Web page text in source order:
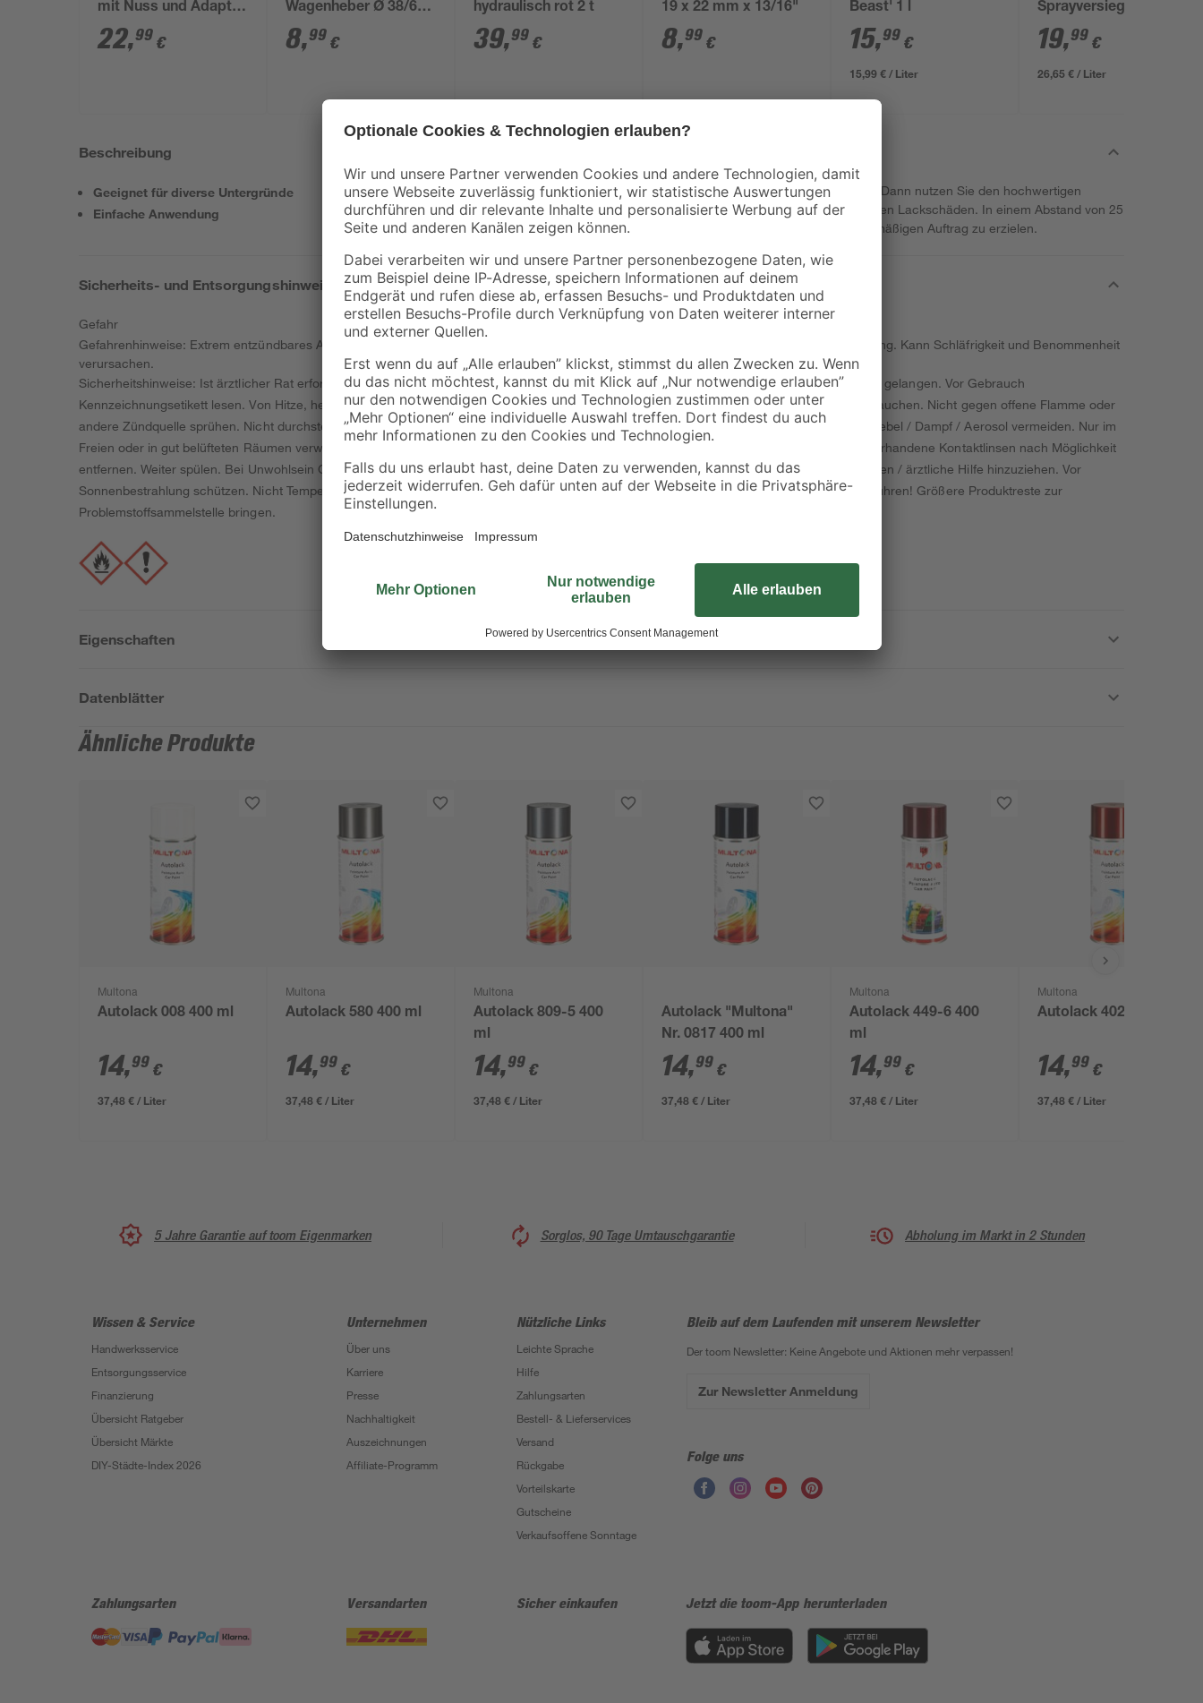
mit Nuss und Adapter
1/2"
22,99 €
Wagenheber Ø 38/65
mm
8,99 €
hydraulisch rot 2 t
39,99 €
19 x 22 mm x 13/16"
8,99 €
Beast' 1 l
15,99 €
15,99 € / Liter
Sprayversiegelung
'Xtreme' 750 ml
19,99 €
26,65 € / Liter
Beschreibung
Geeignet für diverse Untergründe
Einfache Anwendung
Ihr PKW könnte eine Auffrischung gebrauchen? Dann nutzen Sie den hochwertigen
Autolack zum Ausbessern von kleinen bis mittleren Lackschäden. In einem Abstand von 25
cm wird der Lack aufgesprüht, um einen gleichmäßigen Auftrag zu erzielen.
Sicherheits- und Entsorgungshinweise
Gefahr
Gefahrenhinweise: Extrem entzündbares Aerosol. Behälter steht unter Druck: kann bei Erwärmung bersten. Verursacht schwere Augenreizung. Kann Schläfrigkeit und Benommenheit
verursachen.
Sicherheitshinweise: Ist ärztlicher Rat erforderlich, Verpackung oder Kennzeichnungsetikett bereithalten. Darf nicht in die Hände von Kindern gelangen. Vor Gebrauch
Kennzeichnungsetikett lesen. Von Hitze, heißen Oberflächen, Funken, offenen Flammen sowie anderen Zündquellenarten fernhalten. Nicht rauchen. Nicht gegen offene Flamme oder
andere Zündquelle sprühen. Nicht durchstechen oder verbrennen, auch nicht nach der Verwendung. Einatmen von Staub / Rauch / Gas / Nebel / Dampf / Aerosol vermeiden. Nur im
Freien oder in gut belüfteten Räumen verwenden. Bei Kontakt mit den Augen: Einige Minuten lang behutsam mit Wasser spülen. Eventuell vorhandene Kontaktlinsen nach Möglichkeit
entfernen. Weiter spülen. Bei Unwohlsein GIFTINFORMATIONSZENTRUM/Arzt anrufen. Bei anhaltender Augenreizung: Ärztlichen Rat einholen / ärztliche Hilfe hinzuziehen. Vor
Sonnenbestrahlung schützen. Nicht Temperaturen über 50 °C / 122 °F aussetzen. Behälter nur völlig restentleert der Wertstoffsammlung zuführen! Größere Produktreste zur
Problemstoffsammelstelle bringen.
Eigenschaften
Datenblätter
Ähnliche Produkte
Multona
Autolack 008 400 ml
14,99 €
37,48 € / Liter
Multona
Autolack 580 400 ml
14,99 €
37,48 € / Liter
Multona
Autolack 809-5 400
ml
14,99 €
37,48 € / Liter
Autolack "Multona"
Nr. 0817 400 ml
14,99 €
37,48 € / Liter
Multona
Autolack 449-6 400
ml
14,99 €
37,48 € / Liter
Multona
Autolack 402 400 ml
14,99 €
37,48 € / Liter
5 Jahre Garantie auf toom Eigenmarken Sorglos, 90 Tage Umtauschgarantie Abholung im Markt in 2 Stunden
Wissen & Service
Handwerksservice
Entsorgungsservice
Finanzierung
Übersicht Ratgeber
Übersicht Märkte
DIY-Städte-Index 2026
Unternehmen
Über uns
Karriere
Presse
Nachhaltigkeit
Auszeichnungen
Affiliate-Programm
Nützliche Links
Leichte Sprache
Hilfe
Zahlungsarten
Bestell- & Lieferservices
Versand
Rückgabe
Vorteilskarte
Gutscheine
Verkaufsoffene Sonntage
Bleib auf dem Laufenden mit unserem Newsletter
Der toom Newsletter: Keine Angebote und Aktionen mehr verpassen!
Zur Newsletter Anmeldung
Folge uns
Zahlungsarten Versandarten Sicher einkaufen Jetzt die toom-App herunterladen